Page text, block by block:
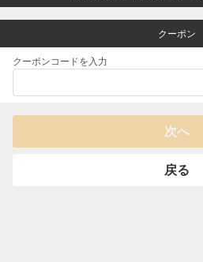
クーポン
クーポンコードを入力
次へ
戻る